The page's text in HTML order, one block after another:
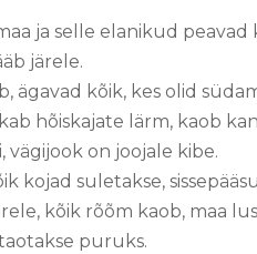
ja selle elanikud
järele.
ägavad kõik, kes olid
hõiskajate lärm, kaob
vägijook on joojale kibe.
kojad suletakse,
kõik rõõm kaob, maa
puruks.